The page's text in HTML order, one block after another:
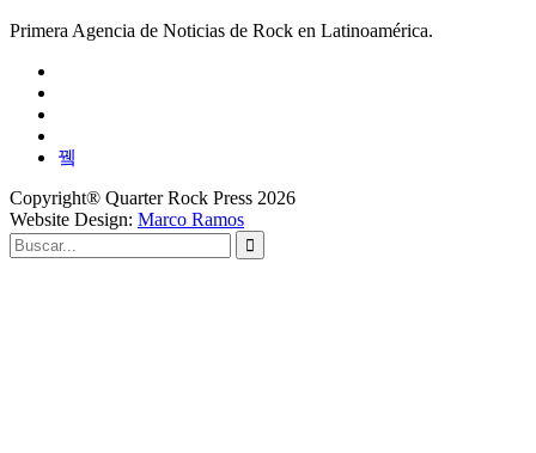
Primera Agencia de Noticias de Rock en Latinoamérica.
Copyright® Quarter Rock Press 2026
Website Design: Marco Ramos